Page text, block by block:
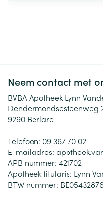
Neem contact met
BVBA Apotheek Lynn
Dendermondsesteenweg
9290 Berlare
Telefoon: 09 367 70 02
E-mailadres:
APB nummer: 421702
Apotheek titularis: Lynn
BTW nummer: